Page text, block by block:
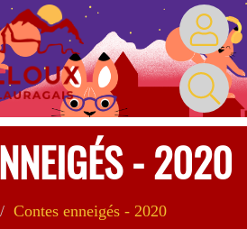
- 2020
Contes enneigés - 2020